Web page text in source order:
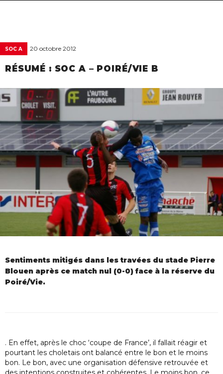
SOC A 20 octobre 2012
RÉSUMÉ : SOC A – POIRÉ/VIE B
Sentiments mitigés dans les travées du stade Pierre
Blouen après ce match nul (0-0) face à la réserve du
Poiré/Vie.
. En effet, après le choc ‘coupe de France’, il fallait réagir et
pourtant les choletais ont balancé entre le bon et le moins
bon. Le bon, avec une organisation défensive retrouvée et